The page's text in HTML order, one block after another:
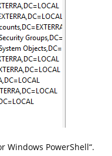
Windows PowerShell“.